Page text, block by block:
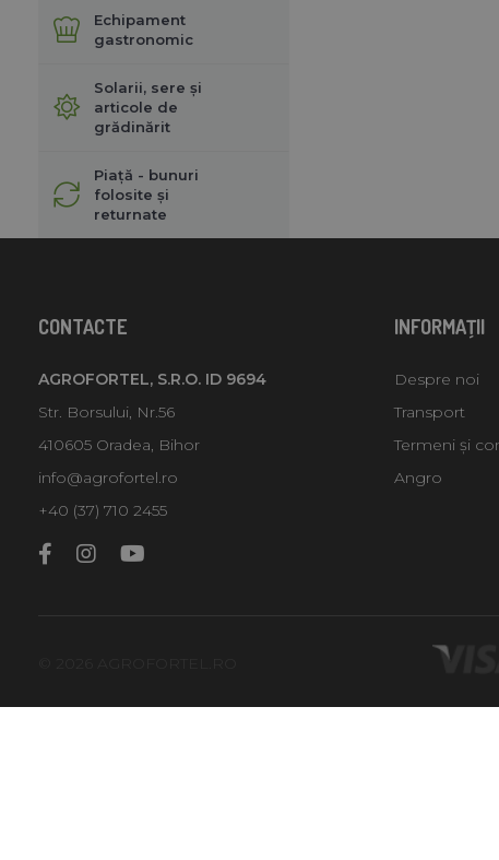
Echipament
gastronomic
Solarii, sere și
articole de
grădinărit
Piață - bunuri
folosite și
returnate
CONTACTE
AGROFORTEL, S.R.O. ID 9694
Str. Borsului, Nr.56
410605 Oradea, Bihor
info@agrofortel.ro
+40 (37) 710 2455
INFORMAŢII
Despre noi
Transport
Termeni și
Angro